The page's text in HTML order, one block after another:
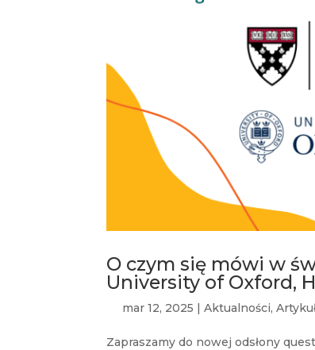
O czym się mówi w
University of Oxford,
mar 12, 2025 |Aktualności,
Zapraszamy do nowej odsłony